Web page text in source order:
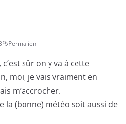
Permalien
c’est sûr on y va à cette
moi, je vais vraiment en
m’accrocher.
la (bonne) météo soit aussi de